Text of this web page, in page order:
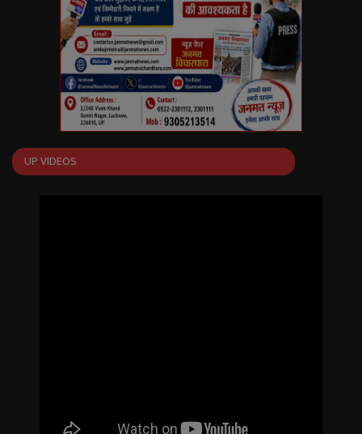
UP VIDEOS